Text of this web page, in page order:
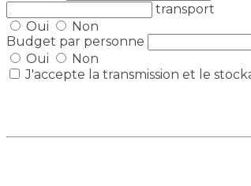
transport
Oui
Non
Budget par personne
Oui
Non
J'accepte la transmission et le